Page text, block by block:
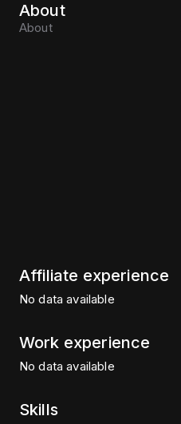
About
About
Affiliate experience
No data available
Work experience
No data available
Skills